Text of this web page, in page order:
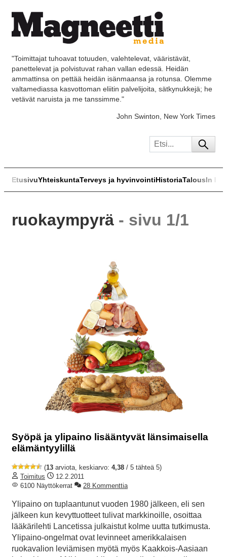
"Toimittajat tuhoavat totuuden, valehtelevat, vääristävät,
panettelevat ja polvistuvat rahan vallan edessä. Heidän
ammattinsa on pettää heidän isänmaansa ja rotunsa. Olemme
valtamediassa kasvottoman eliitin palvelijoita, sätkynukkejä; he
vetävät naruista ja me tanssimme."
John Swinton, New York Times
EtusivuYhteiskuntaTerveys ja hyvinvointiHistoriaTalousIn
ruokaympyrä - sivu 1/1
Syöpä ja ylipaino lisääntyvät länsimaisella
elämäntyylillä
(13 arviota, keskiarvo: 4,38 / 5 tähteä 5)
Toimitus
12.2.2011
6100 Näyttökerrat
28 Kommenttia
Ylipaino on tuplaantunut vuoden 1980 jälkeen, eli sen
jälkeen kun kevyttuotteet tulivat markkinoille, osoittaa
lääkärilehti Lancetissa julkaistut kolme uutta tutkimusta.
Ylipaino-ongelmat ovat levinneet amerikkalaisen
ruokavalion leviämisen myötä myös Kaakkois-Aasiaan